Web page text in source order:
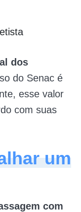
dos
do Senac é
esse valor
com suas
um
com